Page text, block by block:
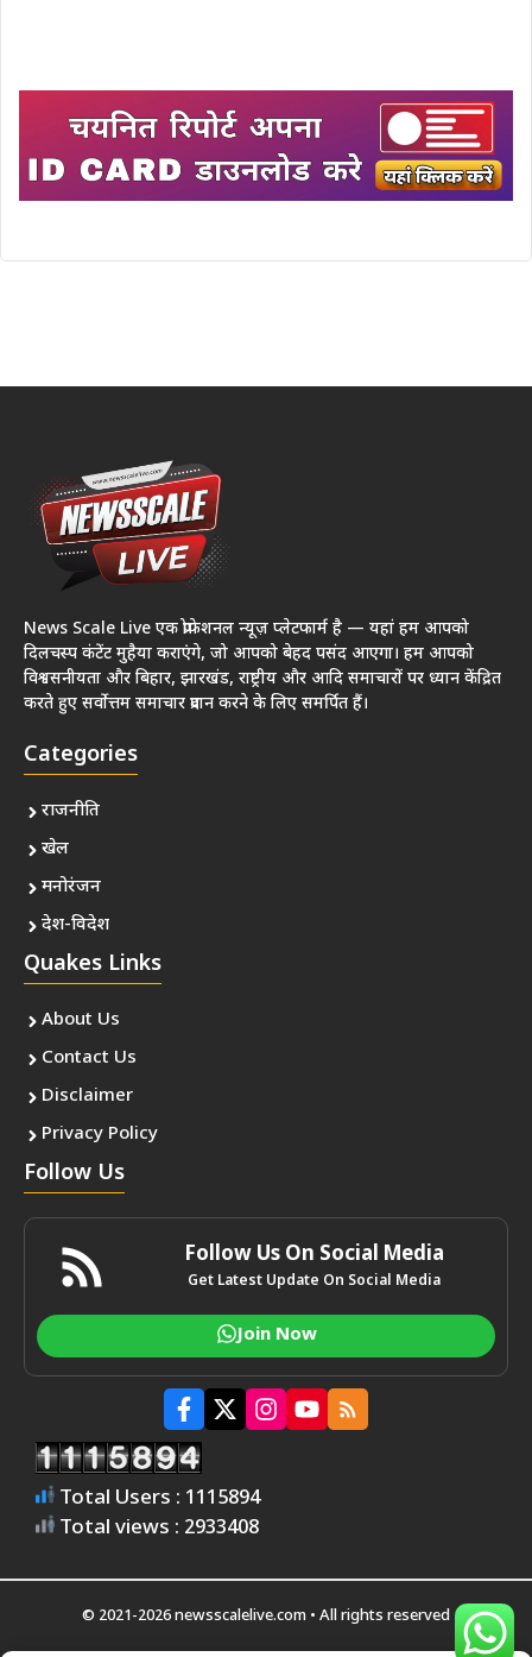
News Scale Live एक प्रोफेशनल न्यूज़ प्लेटफार्म है — यहां हम आपको
दिलचस्प कंटेंट मुहैया कराएंगे, जो आपको बेहद पसंद आएगा। हम आपको
विश्वसनीयता और बिहार, झारखंड, राष्ट्रीय और आदि समाचारों पर ध्यान केंद्रित
करते हुए सर्वोत्तम समाचार प्रदान करने के लिए समर्पित हैं।
Categories
राजनीति
खेल
मनोरंजन
देश-विदेश
Quakes Links
About Us
Contact Us
Disclaimer
Privacy Policy
Follow Us
Follow Us On Social Media
Get Latest Update On Social Media
Join Now
Total Users : 1115894
Total views : 2933408
© 2021-2026 newsscalelive.com • All rights reserved